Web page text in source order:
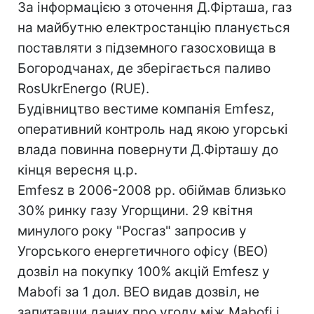
За інформацією з оточення Д.Фірташа, газ
на майбутню електростанцію планується
поставляти з підземного газосховища в
Богородчанах, де зберігається паливо
RosUkrEnergo (RUE).
Будівництво вестиме компанія Emfesz,
оперативний контроль над якою угорські
влада повинна повернути Д.Фірташу до
кінця вересня ц.р.
Emfesz в 2006-2008 рр. обіймав близько
30% ринку газу Угорщини. 29 квітня
минулого року "Росгаз" запросив у
Угорського енергетичного офісу (ВЕО)
дозвіл на покупку 100% акцій Emfesz у
Mabofi за 1 дол. ВЕО видав дозвіл, не